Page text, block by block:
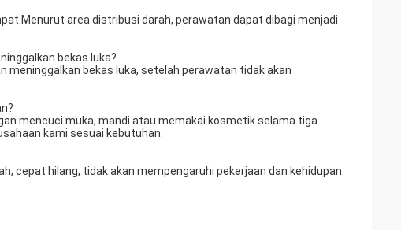
area distribusi darah, perawatan dapat dibagi menjadi
bekas luka?
meninggalkan bekas luka, setelah perawatan tidak akan
mencuci muka, mandi atau memakai kosmetik selama tiga
kami sesuai kebutuhan.
cepat hilang, tidak akan mempengaruhi pekerjaan dan kehidupan.